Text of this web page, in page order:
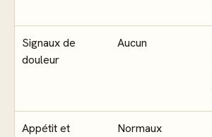
Signaux de
douleur
Aucun
Appétit et
Normaux